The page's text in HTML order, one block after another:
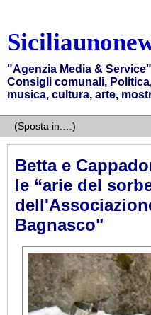
"Agenzia Media &
Consigli comunali,
musica, cultura, arte,
Betta e
le “arie del
Bagnasco"